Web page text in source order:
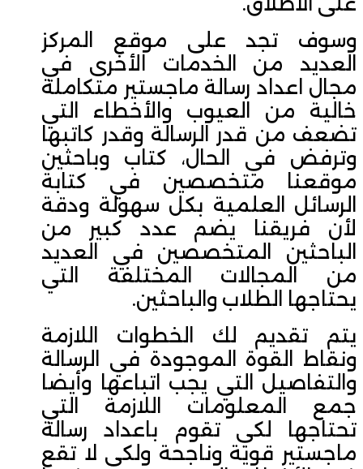
وسوف تجد على موقع المركز
العديد من الخدمات الأخرى في
مجال اعداد رسالة ماجستير متكاملة
خالية من العيوب والأخطاء التي
تضعف من قدر الرسالة وقدر كاتبها
وترفض في الحال، كتاب وباحثين
موقعنا متخصصين في كتابة
الرسائل العلمية بكل سهولة ودقة
لأن فريقنا يضم عدد كبير من
الباحثين المتخصصين في العديد
من المجالات المختلفة التي
يحتاجها الطلاب والباحثين.
يتم تقديم لك الخطوات اللازمة
ونقاط القوة الموجودة في الرسالة
والتفاصيل التي يجب اتباعها وأيضا
جمع المعلومات اللازمة التي
تحتاجها لكي تقوم باعداد رسالة
ماجستير قوية وناجحة ولكي لا تقع